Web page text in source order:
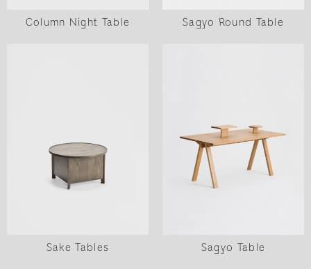
Column Night Table Sagyo Round Table
Sake Tables Sagyo Table